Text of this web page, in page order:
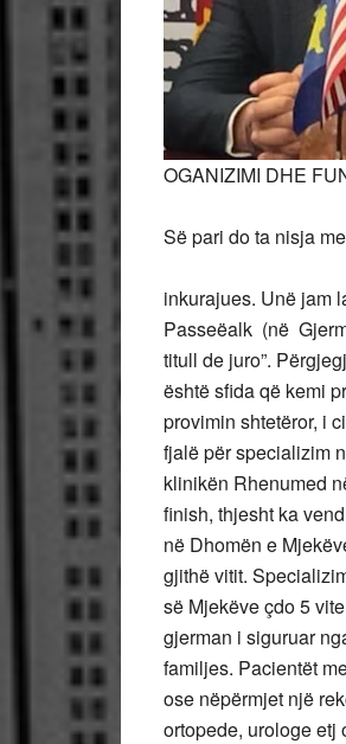
OGANIZIMI DHE
Së pari do ta nisja
inkurajues. Unë jam
Passeëalk (në
titull de juro”.
është sfida që kemi
provimin shtetëror, i
fjalë për specializim
klinikën Rhenumed
finish, thjesht ka
në Dhomën e
gjithë vitit.
së Mjekëve çdo 5
gjerman i siguruar
familjes. Pacientët
ose nëpërmjet një
ortopede, urologe etj